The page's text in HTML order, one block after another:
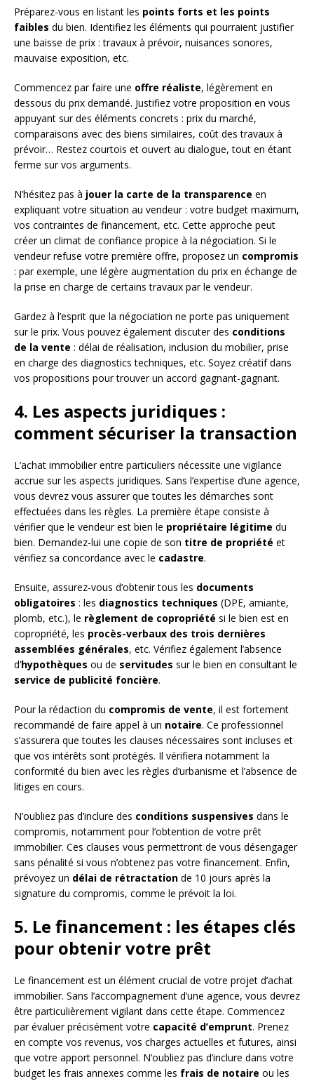
Préparez-vous en listant les points forts et les points
faibles du bien. Identifiez les éléments qui pourraient justifier
une baisse de prix : travaux à prévoir, nuisances sonores,
mauvaise exposition, etc.
Commencez par faire une offre réaliste, légèrement en
dessous du prix demandé. Justifiez votre proposition en vous
appuyant sur des éléments concrets : prix du marché,
comparaisons avec des biens similaires, coût des travaux à
prévoir… Restez courtois et ouvert au dialogue, tout en étant
ferme sur vos arguments.
N’hésitez pas à jouer la carte de la transparence en
expliquant votre situation au vendeur : votre budget maximum,
vos contraintes de financement, etc. Cette approche peut
créer un climat de confiance propice à la négociation. Si le
vendeur refuse votre première offre, proposez un compromis
: par exemple, une légère augmentation du prix en échange de
la prise en charge de certains travaux par le vendeur.
Gardez à l’esprit que la négociation ne porte pas uniquement
sur le prix. Vous pouvez également discuter des conditions
de la vente : délai de réalisation, inclusion du mobilier, prise
en charge des diagnostics techniques, etc. Soyez créatif dans
vos propositions pour trouver un accord gagnant-gagnant.
4. Les aspects juridiques :
comment sécuriser la transaction
L’achat immobilier entre particuliers nécessite une vigilance
accrue sur les aspects juridiques. Sans l’expertise d’une agence,
vous devrez vous assurer que toutes les démarches sont
effectuées dans les règles. La première étape consiste à
vérifier que le vendeur est bien le propriétaire légitime du
bien. Demandez-lui une copie de son titre de propriété et
vérifiez sa concordance avec le cadastre.
Ensuite, assurez-vous d’obtenir tous les documents
obligatoires : les diagnostics techniques (DPE, amiante,
plomb, etc.), le règlement de copropriété si le bien est en
copropriété, les procès-verbaux des trois dernières
assemblées générales, etc. Vérifiez également l’absence
d’hypothèques ou de servitudes sur le bien en consultant le
service de publicité foncière.
Pour la rédaction du compromis de vente, il est fortement
recommandé de faire appel à un notaire. Ce professionnel
s’assurera que toutes les clauses nécessaires sont incluses et
que vos intérêts sont protégés. Il vérifiera notamment la
conformité du bien avec les règles d’urbanisme et l’absence de
litiges en cours.
N’oubliez pas d’inclure des conditions suspensives dans le
compromis, notamment pour l’obtention de votre prêt
immobilier. Ces clauses vous permettront de vous désengager
sans pénalité si vous n’obtenez pas votre financement. Enfin,
prévoyez un délai de rétractation de 10 jours après la
signature du compromis, comme le prévoit la loi.
5. Le financement : les étapes clés
pour obtenir votre prêt
Le financement est un élément crucial de votre projet d’achat
immobilier. Sans l’accompagnement d’une agence, vous devrez
être particulièrement vigilant dans cette étape. Commencez
par évaluer précisément votre capacité d’emprunt. Prenez
en compte vos revenus, vos charges actuelles et futures, ainsi
que votre apport personnel. N’oubliez pas d’inclure dans votre
budget les frais annexes comme les frais de notaire ou les